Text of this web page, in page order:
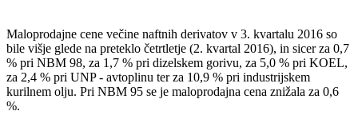
Maloprodajne cene večine naftnih derivatov v 3. kvartalu 2016 so
bile višje glede na preteklo četrtletje (2. kvartal 2016), in sicer za 0,7
% pri NBM 98, za 1,7 % pri dizelskem gorivu, za 5,0 % pri KOEL,
za 2,4 % pri UNP - avtoplinu ter za 10,9 % pri industrijskem
kurilnem olju. Pri NBM 95 se je maloprodajna cena znižala za 0,6
%.